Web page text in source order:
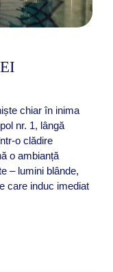
chiar în inima
nr. 1, lângă
o clădire
o ambianță
– lumini blânde,
care induc imediat